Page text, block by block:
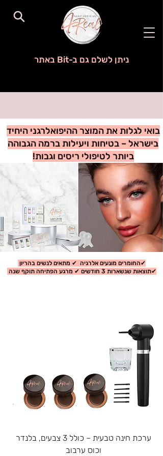
ניתן לשלם גם ב-Bit באתר
בואי לגלות את המוצר ההיפואלרגני היחיד
בישראל – בטיחות ויעילות ברמה הגבוהה
ביותר לטיפולי ריסים וגבות!
ערכת חינה טבעית – כולל 3 צבעים, בלנדר
וכוס ערבוב
✔החומרים מונעים אלרגיה ✔ מתאים לנשים בהריון
✔תוצאות שנשארות 3 חודשים ✔ מרגע הפתיחה תוקף שנה